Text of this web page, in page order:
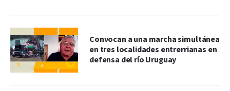
Convocan a una marcha simultánea
en tres localidades entrerrianas en
defensa del río Uruguay